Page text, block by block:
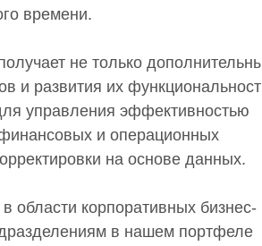
времени.
не только
и развития их
управления эффективностью
и операционных
на основе данных.
области корпоративных бизнес-
в нашем портфеле